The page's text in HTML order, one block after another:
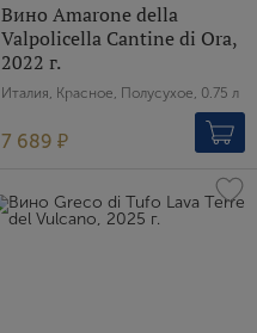
Вино Amarone della
Valpolicella Cantine di Ora,
2022 г.
Италия, Красное, Полусухое, 0.75 л
7 689 ₽